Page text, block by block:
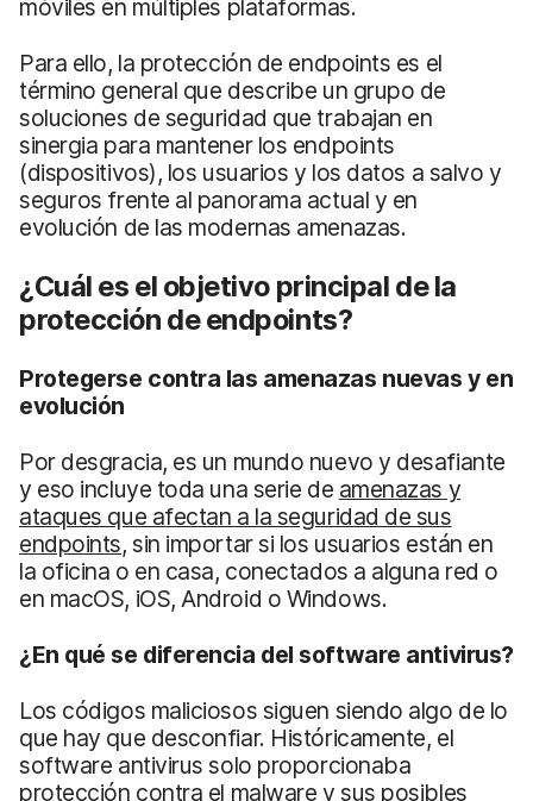
móviles en múltiples plataformas.
Para ello, la protección de endpoints es el
término general que describe un grupo de
soluciones de seguridad que trabajan en
sinergia para mantener los endpoints
(dispositivos), los usuarios y los datos a salvo y
seguros frente al panorama actual y en
evolución de las modernas amenazas.
¿Cuál es el objetivo principal de la
protección de endpoints?
Protegerse contra las amenazas nuevas y en
evolución
Por desgracia, es un mundo nuevo y desafiante
y eso incluye toda una serie de amenazas y
ataques que afectan a la seguridad de sus
endpoints, sin importar si los usuarios están en
la oficina o en casa, conectados a alguna red o
en macOS, iOS, Android o Windows.
¿En qué se diferencia del software antivirus?
Los códigos maliciosos siguen siendo algo de lo
que hay que desconfiar. Históricamente, el
software antivirus solo proporcionaba
protección contra el malware y sus posibles